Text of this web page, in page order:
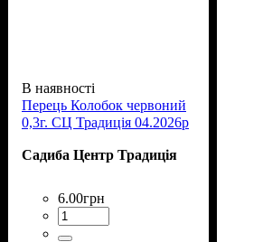
В наявності
Перець Колобок червоний
0,3г. СЦ Традиція 04.2026р
Садиба Центр Традиція
6.00грн